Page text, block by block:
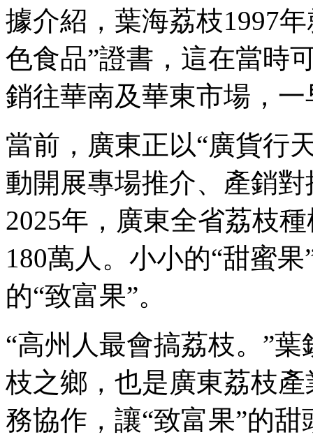
據介紹，葉海荔枝1997
色食品”證書，這在當時
銷往華南及華東市場，
當前，廣東正以“廣貨行
動開展專場推介、產銷
2025年，廣東全省荔枝
180萬人。小小的“甜蜜
的“致富果”。
“高州人最會搞荔枝。”
枝之鄉，也是廣東荔枝
務協作，讓“致富果”的